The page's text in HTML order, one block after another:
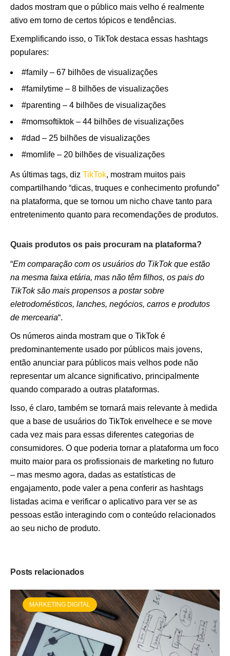
dados mostram que o público mais velho é realmente
ativo em torno de certos tópicos e tendências.
Exemplificando isso, o TikTok destaca essas hashtags
populares:
#family – 67 bilhões de visualizações
#familytime – 8 bilhões de visualizações
#parenting – 4 bilhões de visualizações
#momsoftiktok – 44 bilhões de visualizações
#dad – 25 bilhões de visualizações
#momlife – 20 bilhões de visualizações
As últimas tags, diz TikTok, mostram muitos pais
compartilhando “dicas, truques e conhecimento profundo”
na plataforma, que se tornou um nicho chave tanto para
entretenimento quanto para recomendações de produtos.
Quais produtos os pais procuram na plataforma?
“Em comparação com os usuários do TikTok que estão
na mesma faixa etária, mas não têm filhos, os pais do
TikTok são mais propensos a postar sobre
eletrodomésticos, lanches, negócios, carros e produtos
de mercearia“.
Os números ainda mostram que o TikTok é
predominantemente usado por públicos mais jovens,
então anunciar para públicos mais velhos pode não
representar um alcance significativo, principalmente
quando comparado a outras plataformas.
Isso, é claro, também se tornará mais relevante à medida
que a base de usuários do TikTok envelhece e se move
cada vez mais para essas diferentes categorias de
consumidores. O que poderia tornar a plataforma um foco
muito maior para os profissionais de marketing no futuro
– mas mesmo agora, dadas as estatísticas de
engajamento, pode valer a pena conferir as hashtags
listadas acima e verificar o aplicativo para ver se as
pessoas estão interagindo com o conteúdo relacionados
ao seu nicho de produto.
Posts relacionados
MARKETING DIGITAL